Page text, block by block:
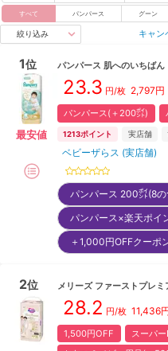
すべて パンパース グーン
絞り込み キャン
1位
最安値
パンパース 肌へのいちばん
23.3 円/枚 2,797円
パンパース(＋200㌽)
1213ポイント 実店舗
ベビーザらス (実店舗)
パンパース 200㌽(8
パンパース×楽天ポ
＋1,000円OFFクー
2位 メリーズ ファーストプレミ
28.2 円/枚 11,436
1,500円OFF
スーパ